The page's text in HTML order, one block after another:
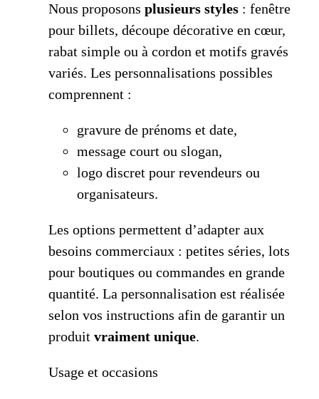
Nous proposons plusieurs styles : fenêtre
pour billets, découpe décorative en cœur,
rabat simple ou à cordon et motifs gravés
variés. Les personnalisations possibles
comprennent :
gravure de prénoms et date,
message court ou slogan,
logo discret pour revendeurs ou
organisateurs.
Les options permettent d’adapter aux
besoins commerciaux : petites séries, lots
pour boutiques ou commandes en grande
quantité. La personnalisation est réalisée
selon vos instructions afin de garantir un
produit vraiment unique.
Usage et occasions